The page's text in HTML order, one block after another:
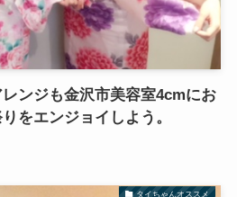
ンジも金沢市美容室4cmにお
をエンジョイしよう。
タイちゃんオススメ